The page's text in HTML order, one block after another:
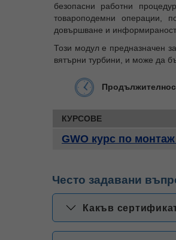
безопасни работни
товароподемни операции,
довършване и
Този модул е предназначен
вятърни турбини, и може да
КУРСОВЕ
GWO курс по
Често задавани
Какъв